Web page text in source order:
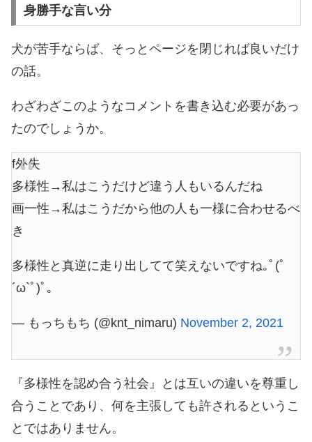
身勝手な言い分
犬が苦手ならば、そっとページを閉じれば良いだけ
の話。
わざわざこのようなコメントを書き込む必要があっ
たのでしょうか。
f外失
多様性→私はこうだけど違う人もいるんだね
画一性→私はこうだから他の人も一様に合わせるべ
き
多様性と真逆に走り出してて笑えないですね｡ﾟ(ﾟ
´ω`ﾟ)ﾟ｡
— もっちもち (@knt_nimaru) November 2, 2021
『多様性を認め合う社会』とは互いの違いを尊重し
合うことであり、何を主張しても許されるというこ
とではありません。